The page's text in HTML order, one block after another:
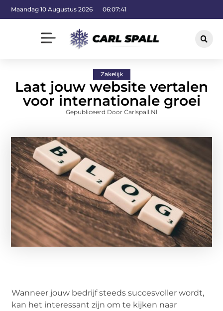
Maandag 10 Augustus 2026 06:07:42
Zakelijk
Laat jouw website vertalen
voor internationale groei
Gepubliceerd Door Carlspall.nl
Wanneer jouw bedrijf steeds succesvoller wordt,
kan het interessant zijn om te kijken naar